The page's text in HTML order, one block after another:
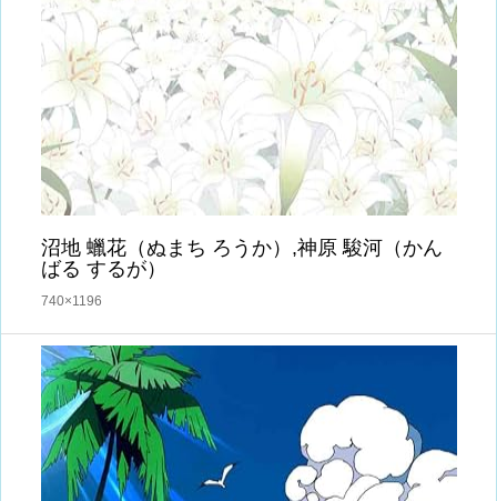
沼地 蠟花（ぬまち ろうか）,神原 駿河（かん
ばる するが）
740×1196